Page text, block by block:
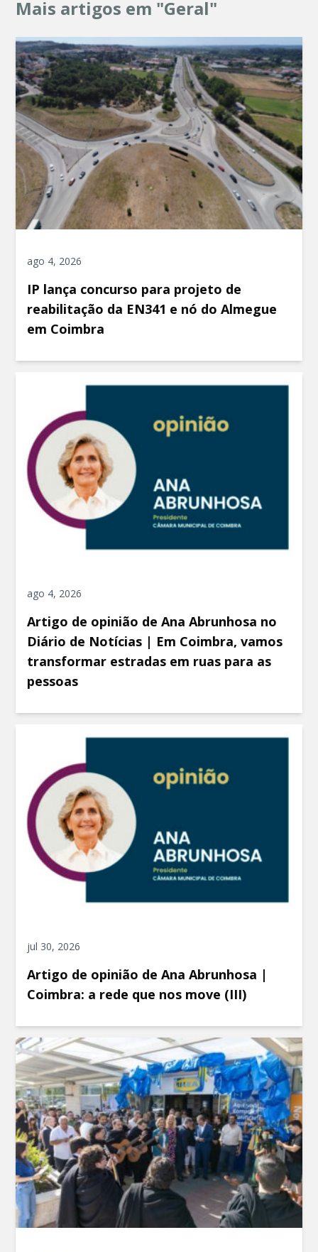
Mais artigos em "Geral"
ago 4, 2026
IP lança concurso para projeto de
reabilitação da EN341 e nó do Almegue
em Coimbra
ago 4, 2026
Artigo de opinião de Ana Abrunhosa no
Diário de Notícias | Em Coimbra, vamos
transformar estradas em ruas para as
pessoas
jul 30, 2026
Artigo de opinião de Ana Abrunhosa |
Coimbra: a rede que nos move (III)